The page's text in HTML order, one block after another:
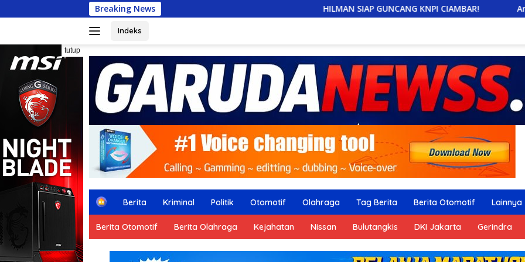
ke
Breaking News HILMAN SIAP GUNCANG KNPI CIAMBAR! Arisan RW-RT
Indeks
tutup
H
m
e
Berita Kriminal Politik Otomotif Olahraga Tag Berita Berita Otomotif Lainnya
Berita Otomotif Berita Olahraga Kejahatan Nissan Bulutangkis DKI Jakarta Gerindra